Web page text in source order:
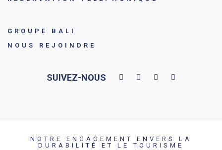
GROUPE BALI
NOUS REJOINDRE
SUIVEZ-NOUS
NOTRE ENGAGEMENT ENVERS LA
DURABILITÉ ET LE TOURISME